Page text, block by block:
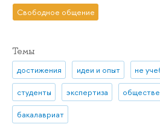
Свободное общение
Темы
достижения идеи и опыт не
студенты экспертиза
бакалавриат